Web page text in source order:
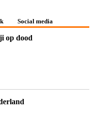
Social media
op dood